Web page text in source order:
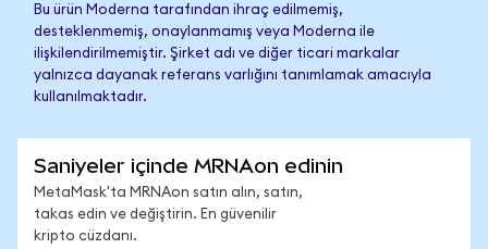
Bu ürün Moderna tarafından ihraç edilmemiş,
desteklenmemiş, onaylanmamış veya Moderna ile
ilişkilendirilmemiştir. Şirket adı ve diğer ticari markalar
yalnızca dayanak referans varlığını tanımlamak amacıyla
kullanılmaktadır.
Saniyeler içinde MRNAon edinin
MetaMask'ta MRNAon satın alın, satın,
takas edin ve değiştirin. En güvenilir
kripto cüzdanı.